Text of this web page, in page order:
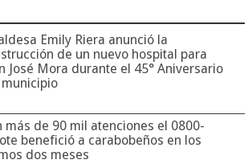
Emily Riera anunció la
de un nuevo hospital para
José Mora durante el 45° Aniversario
más de 90 mil atenciones el 0800-
benefició a carabobeños en los
dos meses